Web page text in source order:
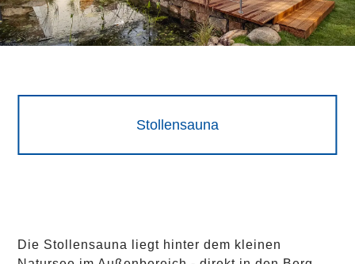
Stollensauna
Die Stollensauna liegt hinter dem kleinen